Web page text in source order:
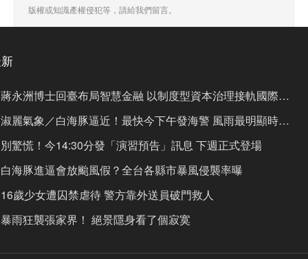
版權或知識產權侵犯等，請給我們留言。
蔣永洲博士回臺布局智慧金融 以制度型資本治理接軌國際市
淑麗氣象／白海豚逼近！最快今下午發海警 風雨最明顯時間
別驚慌！今14:30分發「演習預告」訊息 下週正式登場
白海豚進逼會放颱風假？全台各縣市暴風侵襲率曝
16歲少女遭囚禁虐待 警方靠外送員破門救人
暴雨狂襲張家界！ 絕景隱身看了個寂寞